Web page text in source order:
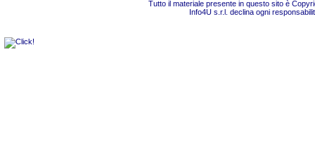
Tutto il materiale presente in questo sito è
Info4U s.r.l. declina ogni